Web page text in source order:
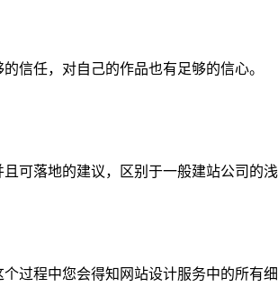
信任，对自己的作品也有足够的信心。
可落地的建议，区别于一般建站公司的
过程中您会得知网站设计服务中的所有